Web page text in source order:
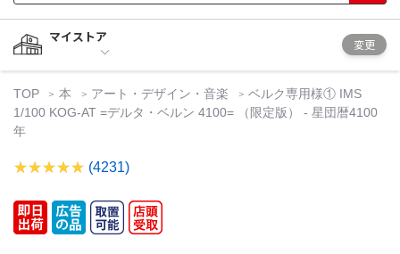
マイストア
変更
TOP 本 アート・デザイン・音楽
ベルク専用様① IMS
1/100 KOG-AT =デルタ・ベルン 4100= （限定版） - 星団暦4100
年
(4231)